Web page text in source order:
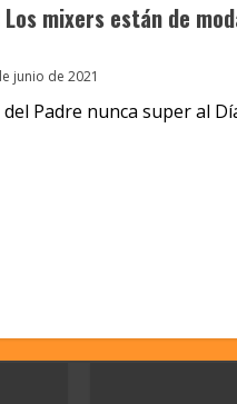
Los mixers están de
junio de 2021
del Padre nunca super al